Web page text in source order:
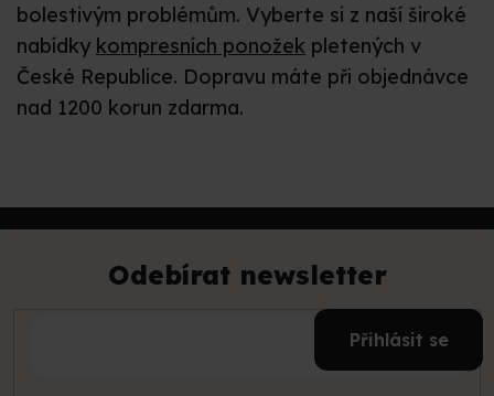
bolestivým problémům. Vyberte si z naší široké
nabídky kompresních ponožek pletených v
České Republice. Dopravu máte při objednávce
nad 1200 korun zdarma.
Odebírat newsletter
Přihlásit se